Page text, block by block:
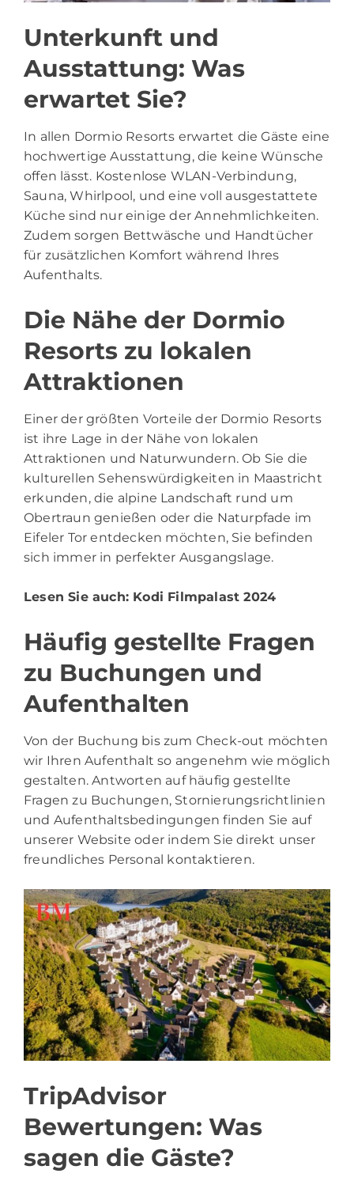
Unterkunft und
Ausstattung: Was
erwartet Sie?
In allen Dormio Resorts erwartet die Gäste eine
hochwertige Ausstattung, die keine Wünsche
offen lässt. Kostenlose WLAN-Verbindung,
Sauna, Whirlpool, und eine voll ausgestattete
Küche sind nur einige der Annehmlichkeiten.
Zudem sorgen Bettwäsche und Handtücher
für zusätzlichen Komfort während Ihres
Aufenthalts.
Die Nähe der Dormio
Resorts zu lokalen
Attraktionen
Einer der größten Vorteile der Dormio Resorts
ist ihre Lage in der Nähe von lokalen
Attraktionen und Naturwundern. Ob Sie die
kulturellen Sehenswürdigkeiten in Maastricht
erkunden, die alpine Landschaft rund um
Obertraun genießen oder die Naturpfade im
Eifeler Tor entdecken möchten, Sie befinden
sich immer in perfekter Ausgangslage.
Lesen Sie auch: Kodi Filmpalast 2024
Häufig gestellte Fragen
zu Buchungen und
Aufenthalten
Von der Buchung bis zum Check-out möchten
wir Ihren Aufenthalt so angenehm wie möglich
gestalten. Antworten auf häufig gestellte
Fragen zu Buchungen, Stornierungsrichtlinien
und Aufenthaltsbedingungen finden Sie auf
unserer Website oder indem Sie direkt unser
freundliches Personal kontaktieren.
TripAdvisor
Bewertungen: Was
sagen die Gäste?